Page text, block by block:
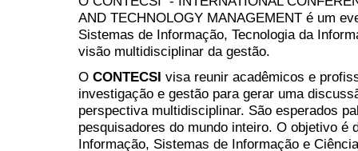
AND TECHNOLOGY MANAGEMENT é um
Sistemas de Informação, Tecnologia da
visão multidisciplinar da gestão.
O CONTECSI visa reunir acadêmicos e
investigação e gestão para gerar uma
perspectiva multidisciplinar. São esperados
pesquisadores do mundo inteiro. O objetivo é
Informação, Sistemas de Informação e